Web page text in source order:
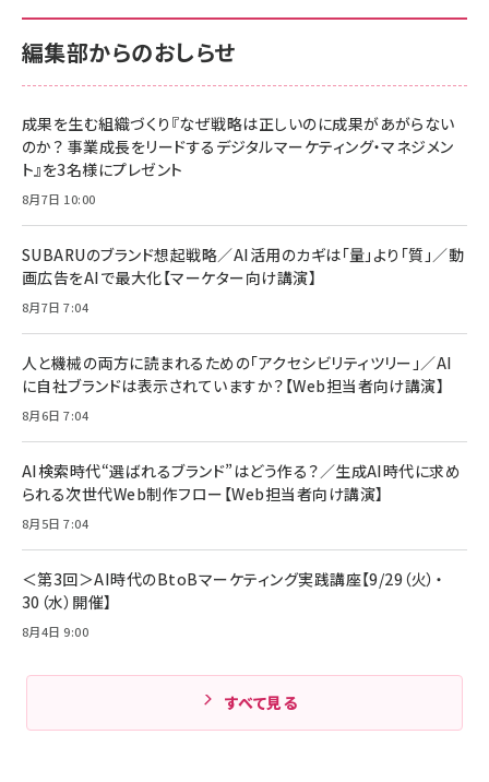
￥880
anan(アンアン)2026/06/24号 No.2500増刊
スペシャルエディション[王道エンタメの矜持／
￥1,100
anan(アンアン)2026/07/08号 No.2502[2026
￥880
ママ投資家が育休中に１億貯めた株式投資
組織の成果を最大化する ルールのデザイン
￥1,980
Amazonランキングをもっと見る
サポート正規品 メーカー保証5年 KLMEA128G
NIMASO ガラスフィルム iPhone 17 用 保護フィ
すい ガイド枠付き いPhone17 (6.3インチ) 対応
2枚セット DSP25F1698
￥1,599
￥6,980
全ワイヤレスイヤホン/アクティブノイズキャンセリ
技術基準適合】ブラック
￥5,990
ケーブル Anker絡まないケーブル 240W 結束バン
ド付き USB PD対応 シリコン素材採用 iPhone
17 / 16 / 15 / Galaxy iPad Pro MacBook
Pro/Air 各種対応 (1.8m ミッドナイトブラック)
￥1,890
サポート正規品 メーカー保証5年 KLMEA128G
Amazon eギフトカード - Amazonロゴ - クラ
￥5,000
Anker PowerLine III Flow USB-C & USB-C
Pro/Air 各種対応 (1.8m ミッドナイトブラック)
￥1,890
サッポロ 生ビール 黒ラベル 350ml 缶 24本 ビー
ル ケース買い【6/30応募〆切! 黒ラベルビヤセラー
￥4,857
編集部からのおしらせ
成果を生む組織づくり『なぜ戦略は正しいのに成果があがらない
のか？ 事業成長をリードするデジタルマーケティング・マネジメン
ト』を3名様にプレゼント
8月7日 10:00
SUBARUのブランド想起戦略／AI活用のカギは「量」より「質」／動
画広告をAIで最大化【マーケター向け講演】
8月7日 7:04
人と機械の両方に読まれるための「アクセシビリティツリー」／AI
に自社ブランドは表示されていますか？【Web担当者向け講演】
8月6日 7:04
AI検索時代“選ばれるブランド”はどう作る？／生成AI時代に求め
られる次世代Web制作フロー【Web担当者向け講演】
8月5日 7:04
＜第3回＞AI時代のBtoBマーケティング実践講座【9/29（火）・
30（水）開催】
8月4日 9:00
すべて見る